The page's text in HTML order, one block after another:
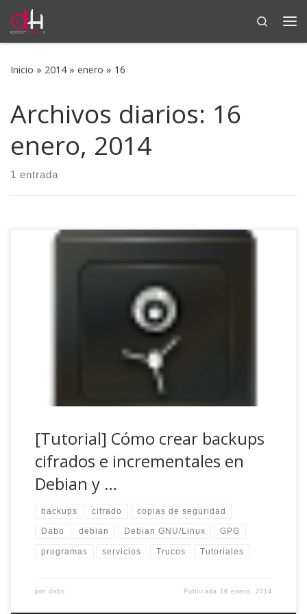
Saltar al contenido
Search
Inicio » 2014 » enero » 16
Archivos diarios: 16
enero, 2014
1 entrada
Ya he comentado en algún podcast que por lo general,
siempre suelo instalar mis máquinas Debian (escritorio)
con LVM cifrando la raíz, /home y la swap (una buena
«feature» de Debian, si cifras vía dm-crypt tu /home, por
seguridad te obliga desde el instalador a cifrar la swap por
[Tutorial] Cómo crear backups
cifrados e incrementales en
Debian y …
backups cifrado copias de seguridad
Dabo debian Debian GNU/Linux GPG
programas servicios Trucos Tutoriales
por dabo Publicada 16 enero, 2014